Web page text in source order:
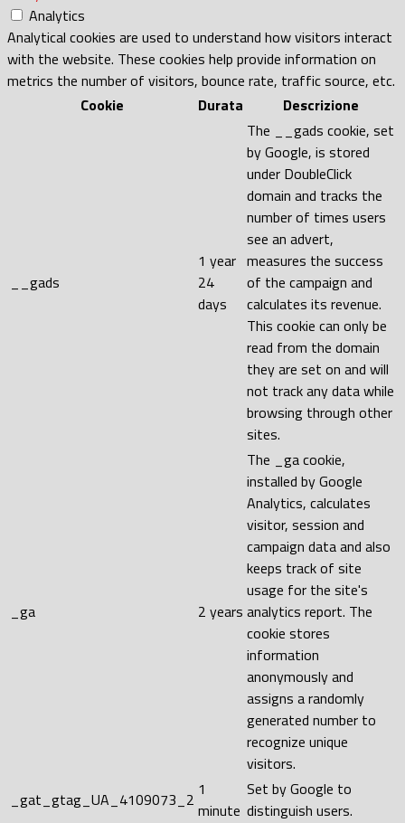
Analytics
Analytical cookies are used to understand how visitors interact
with the website. These cookies help provide information on
metrics the number of visitors, bounce rate, traffic source, etc.
Cookie
Durata Descrizione
__gads
1 year
24
days
The __gads cookie, set
by Google, is stored
under DoubleClick
domain and tracks the
number of times users
see an advert,
measures the success
of the campaign and
calculates its revenue.
This cookie can only be
read from the domain
they are set on and will
not track any data while
browsing through other
sites.
_ga 2 years
The _ga cookie,
installed by Google
Analytics, calculates
visitor, session and
campaign data and also
keeps track of site
usage for the site's
analytics report. The
cookie stores
information
anonymously and
assigns a randomly
generated number to
recognize unique
visitors.
_gat_gtag_UA_4109073_2 1
minute
Set by Google to
distinguish users.